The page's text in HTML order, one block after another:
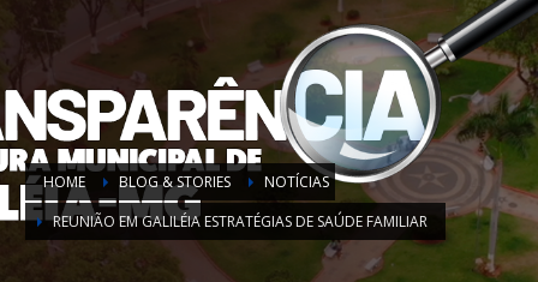
HOME BLOG & STORIES
NOTÍCIAS
REUNIÃO EM GALILÉIA ESTRATÉGIAS DE SAÚDE FAMILIAR